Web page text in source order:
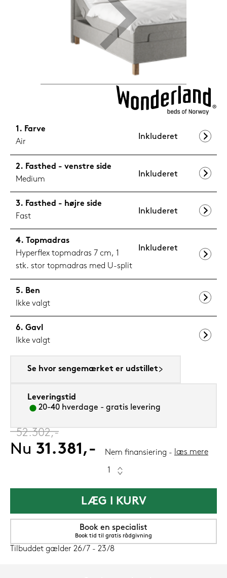
Farve
Air
Inkluderet
Fasthed - venstre side
Medium
Inkluderet
Fasthed - højre side
Fast
Inkluderet
Topmadras
Hyperflex topmadras 7 cm, 1
stk. stor topmadras med U-split
Inkluderet
Ben
Ikke valgt
Gavl
Ikke valgt
Se hvor sengemærket er udstillet
Leveringstid
20-40 hverdage - gratis levering
‎52.302,-
Nu 31.381,- Nem finansiering læs mere
LÆG I KURV
Book en specialist
Book tid til gratis rådgivning
Tilbuddet gælder 26/7 - 23/8